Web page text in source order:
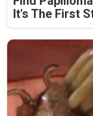
It's The First